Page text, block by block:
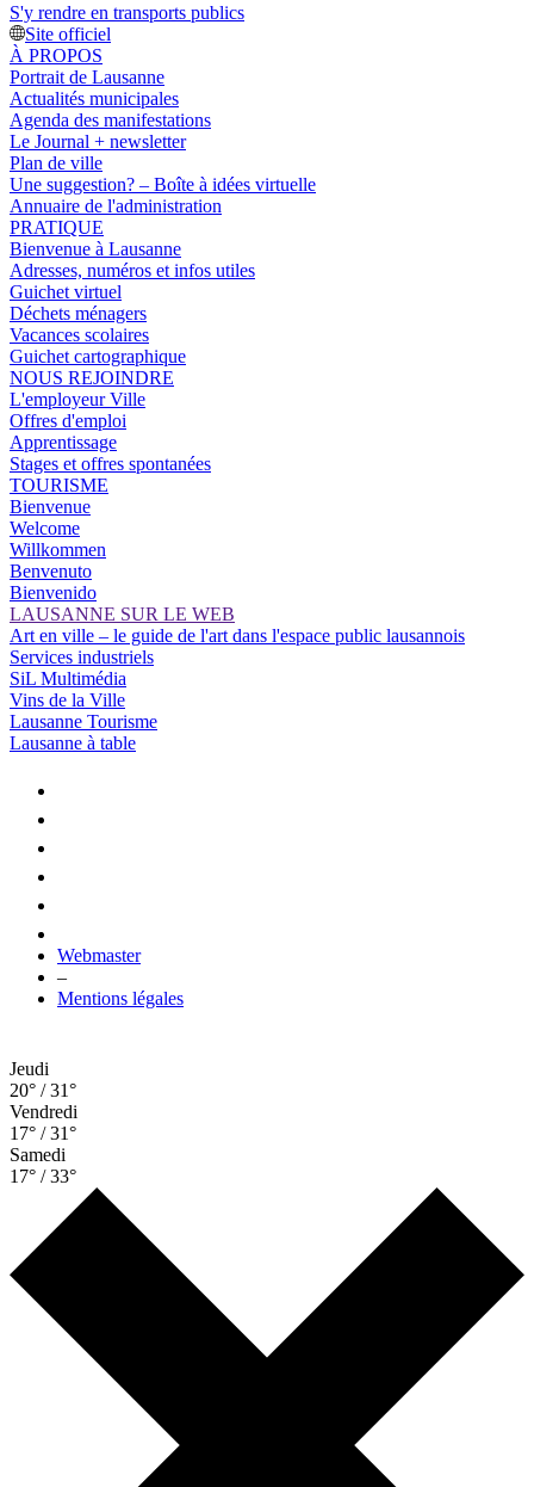
S'y rendre en transports publics
Site officiel
À PROPOS
Portrait de Lausanne
Actualités municipales
Agenda des manifestations
Le Journal + newsletter
Plan de ville
Une suggestion? – Boîte à idées virtuelle
Annuaire de l'administration
PRATIQUE
Bienvenue à Lausanne
Adresses, numéros et infos utiles
Guichet virtuel
Déchets ménagers
Vacances scolaires
Guichet cartographique
NOUS REJOINDRE
L'employeur Ville
Offres d'emploi
Apprentissage
Stages et offres spontanées
TOURISME
Bienvenue
Welcome
Willkommen
Benvenuto
Bienvenido
LAUSANNE SUR LE WEB
Art en ville – le guide de l'art dans l'espace public lausannois
Services industriels
SiL Multimédia
Vins de la Ville
Lausanne Tourisme
Lausanne à table
Webmaster
–
Mentions légales
Jeudi
20° / 31°
Vendredi
17° / 31°
Samedi
17° / 33°